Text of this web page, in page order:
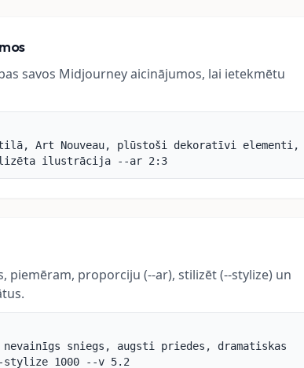
savos Midjourney aicinājumos, lai ietekmētu
Art Nouveau, plūstoši dekoratīvi elementi,
ilustrācija --ar 2:3
proporciju (--ar), stilizēt (--stylize) un
sniegs, augsti priedes, dramatiskas
1000 --v 5.2